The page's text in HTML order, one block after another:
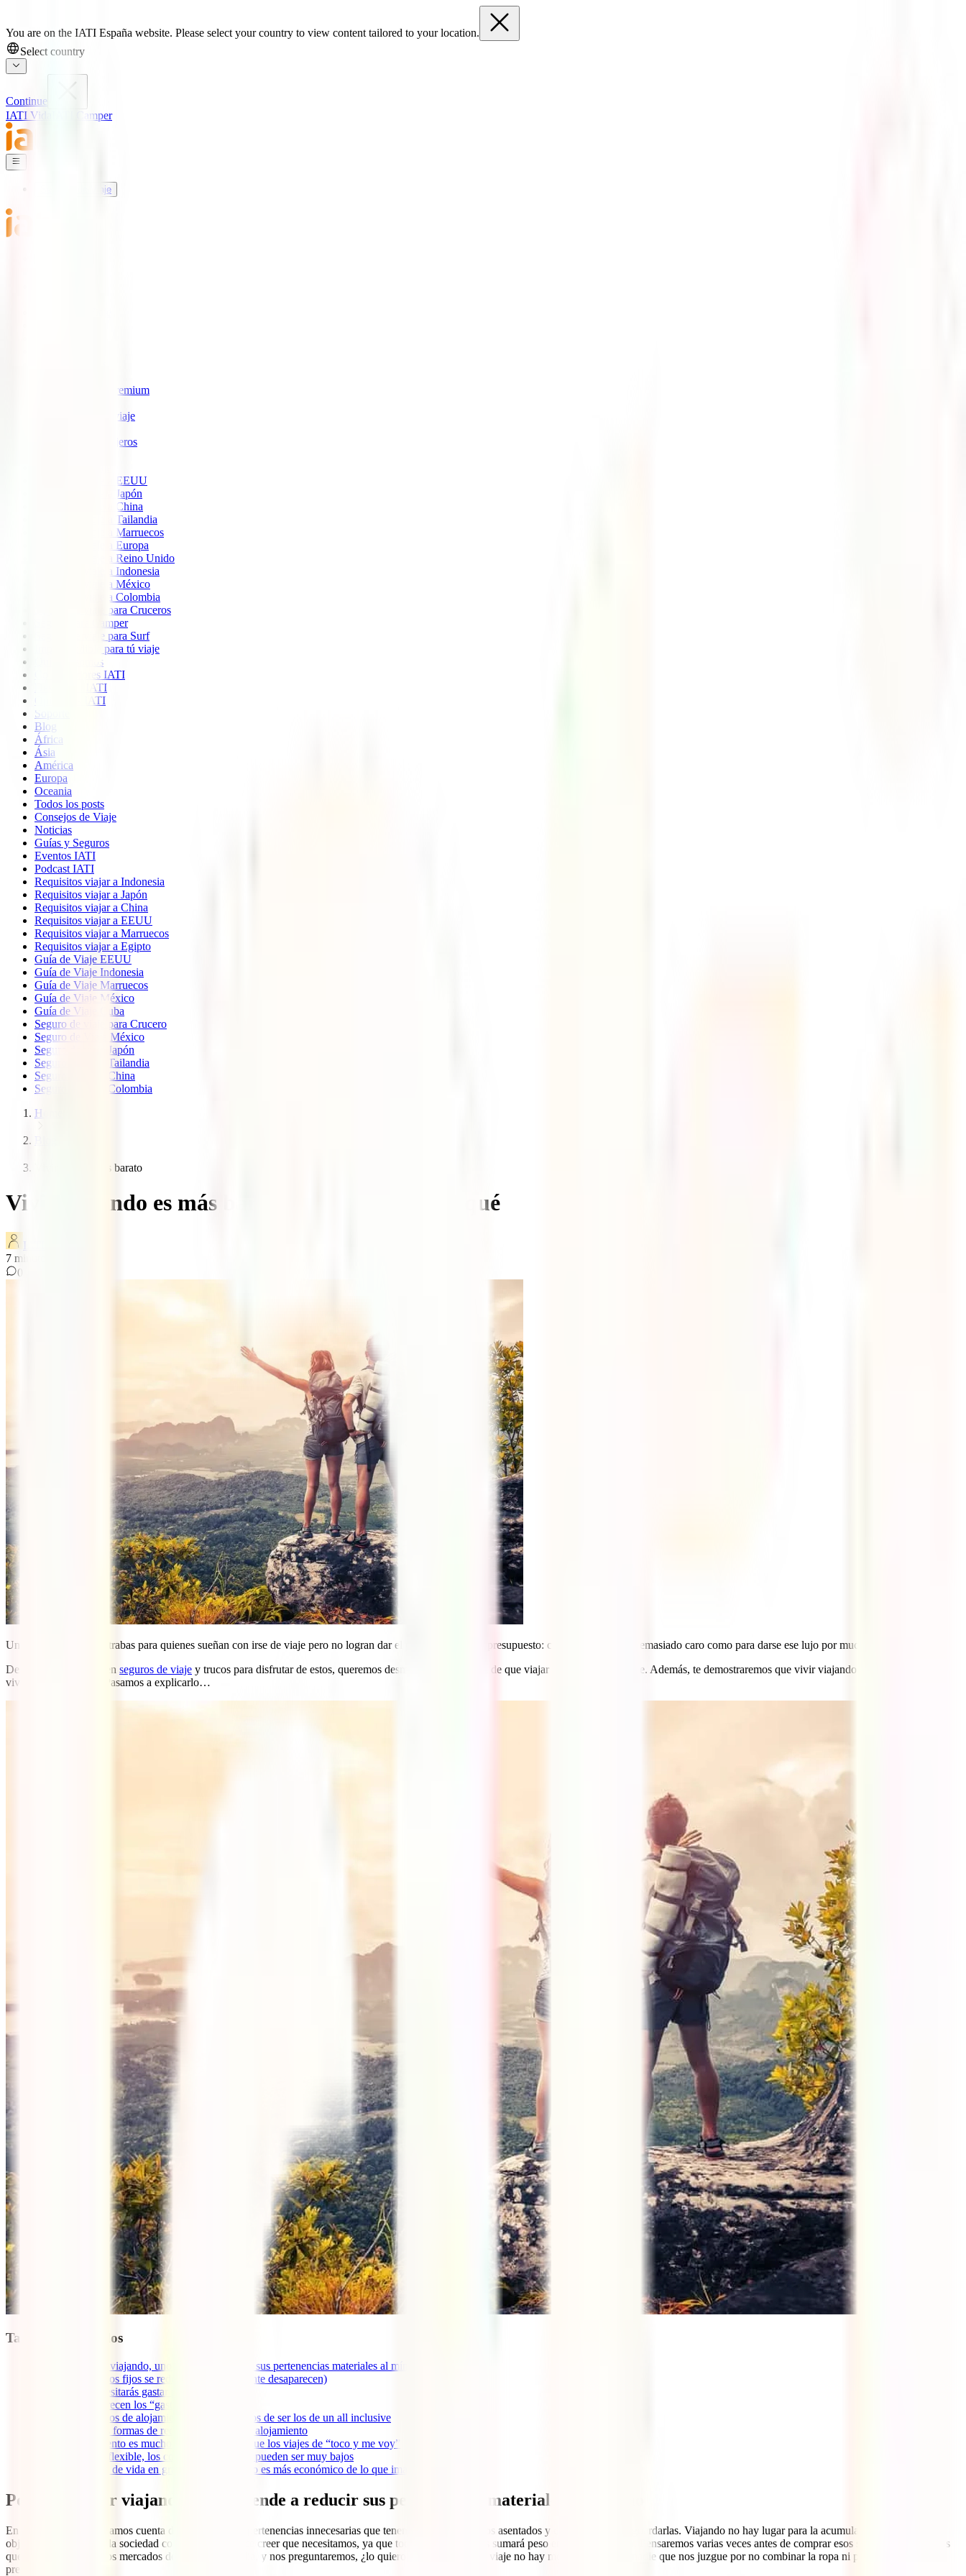
You are on the IATI España website. Please select your country to view content tailored to your location.
Select country
Continue
IATI Vida
IATI Camper
Seguros de Viaje
IATI Anulación Premium
IATI Anual Multiviaje
IATI Grandes Viajeros
Seguro de viaje a EEUU
Seguro de viaje a Japón
Seguro de viaje a China
Seguro de viaje a Tailandia
Seguro de viaje a Marruecos
Seguro de viaje a Europa
Seguro de viaje a Reino Unido
Seguro de viaje a Indonesia
Seguro de viaje a México
Seguro de viaje a Colombia
Seguro de viaje para Cruceros
Seguro para Camper
Seguro de viaje para Surf
Imprescindible para tú viaje
Quiénes somos
Colaboradores IATI
Descuento IATI
Opiniones IATI
Soporte
Blog
África
Ásia
América
Europa
Oceania
Todos los posts
Consejos de Viaje
Noticias
Guías y Seguros
Eventos IATI
Podcast IATI
Requisitos viajar a Indonesia
Requisitos viajar a Japón
Requisitos viajar a China
Requisitos viajar a EEUU
Requisitos viajar a Marruecos
Requisitos viajar a Egipto
Guía de Viaje EEUU
Guía de Viaje Indonesia
Guía de Viaje Marruecos
Guía de Viaje México
Guía de Viaje Cuba
Seguro de viaje para Crucero
Seguro de Viaje México
Seguro de viaje Japón
Seguro de viaje Tailandia
Seguro de viaje China
Seguro de viaje Colombia
Home
Vivir viajando es barato
Vivir viajando es más barato: te contamos por qué
7 minutos de lectura
0
Una de las principales trabas para quienes sueñan con irse de viaje pero no logran dar el primer paso, es el presupuesto: creen que viajar es demasiado caro como para darse ese lujo por mucho tiempo.
Desde IATI, expertos en seguros de viaje y trucos para disfrutar de estos, queremos desmitificar la creencia de que viajar es muy caro siempre. Además, te demostraremos que vivir viajando es más barato que
vivir quieto. ¿Cómo? Pasamos a explicarlo…
Tabla de contenidos
Porque al vivir viajando, uno aprende a reducir sus pertenencias materiales al mínimo
Porque los gastos fijos se reducen (o directamente desaparecen)
Porque no necesitarás gastar para “despejarte”
Porque desaparecen los “gastos sociales”
Porque los gastos de alojamiento están muy lejos de ser los de un all inclusive
Algunas formas de reducir los gastos de alojamiento
Porque viajar lento es mucho más económico que los viajes de “toco y me voy”
Porque siendo flexible, los costos de transporte pueden ser muy bajos
Porque el coste de vida en gran parte del mundo es más económico de lo que imaginas
Porque al vivir viajando, uno aprende a reducir sus pertenencias materiales al mínimo
En ruta es donde nos damos cuenta de la cantidad de pertenencias innecesarias que tenemos cuando estamos asentados y con espacio para guardarlas. Viajando no hay lugar para la acumulación de todos esos
objetos materiales que la sociedad consumista nos hace creer que necesitamos, ya que todo lo que llevemos sumará peso en nuestra espalda. Pensaremos varias veces antes de comprar esos suvenires tan baratos
que encontramos por los mercados de India o Tailandia, y nos preguntaremos, ¿lo quiero o lo necesito? En viaje no hay modas a seguir, ni nadie que nos juzgue por no combinar la ropa ni por tener pocas
prendas.